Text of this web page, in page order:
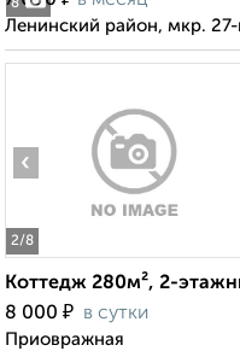
8
Ленинский район, мкр.
2/8
‹
Коттедж 280м², 2-
8 000 ₽ в сутки
Приовражная